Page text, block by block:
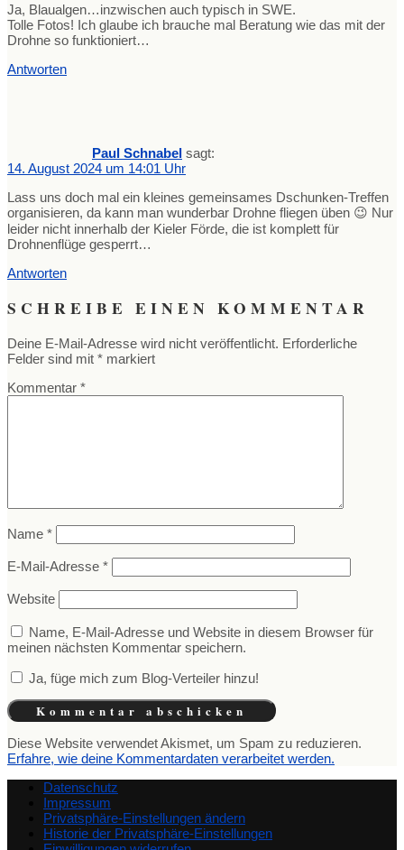
Ja, Blaualgen…inzwischen auch typisch in SWE.
Tolle Fotos! Ich glaube ich brauche mal Beratung wie das mit der
Drohne so funktioniert…
Antworten
Paul Schnabel sagt:
14. August 2024 um 14:01 Uhr
Lass uns doch mal ein kleines gemeinsames Dschunken-Treffen
organisieren, da kann man wunderbar Drohne fliegen üben 😉 Nur
leider nicht innerhalb der Kieler Förde, die ist komplett für
Drohnenflüge gesperrt…
Antworten
SCHREIBE EINEN KOMMENTAR
Deine E-Mail-Adresse wird nicht veröffentlicht. Erforderliche
Felder sind mit * markiert
Kommentar *
Name *
E-Mail-Adresse *
Website
Name, E-Mail-Adresse und Website in diesem Browser für
meinen nächsten Kommentar speichern.
Ja, füge mich zum Blog-Verteiler hinzu!
Diese Website verwendet Akismet, um Spam zu reduzieren.
Erfahre, wie deine Kommentardaten verarbeitet werden.
Datenschutz
Impressum
Privatsphäre-Einstellungen ändern
Historie der Privatsphäre-Einstellungen